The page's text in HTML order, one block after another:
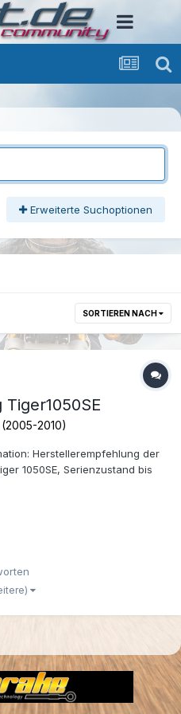
Erweiterte Suchoptionen
SORTIEREN NACH
(2005-2010)
Herstellerempfehlung der
1050SE, Serienzustand bis
die 1050er Tiger? Gruß GerT